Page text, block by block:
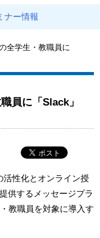
ナー情報
全学生・教職員に
員に「Slack」
活性化とオンライン授
供するメッセージプラ
教職員を対象に導入す